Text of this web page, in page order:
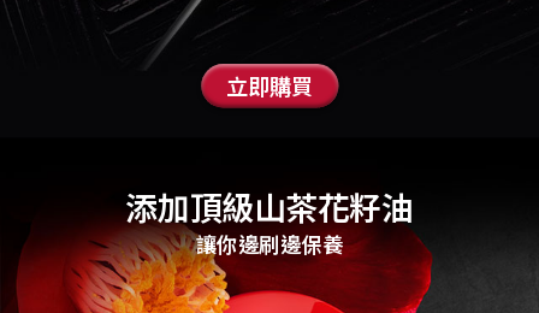
立即購買
添加頂級山茶花籽油
讓你邊刷邊保養